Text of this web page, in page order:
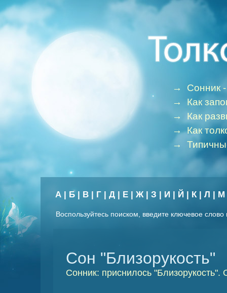
→ Сонник
→ Как
→ Как
→Как
→
А | Б| В | Г | Д | Е | Ж| З | И | Й | К| Л | М
Воспользуйтесь поиском, введите ключевое
Сон "Близорукость"
Сонник: приснилось